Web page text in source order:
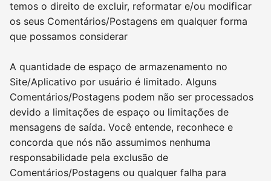
temos o direito de excluir, reformatar e/ou modificar
os seus Comentários/Postagens em qualquer forma
que possamos considerar
A quantidade de espaço de armazenamento no
Site/Aplicativo por usuário é limitado. Alguns
Comentários/Postagens podem não ser processados
devido a limitações de espaço ou limitações de
mensagens de saída. Você entende, reconhece e
concorda que nós não assumimos nenhuma
responsabilidade pela exclusão de
Comentários/Postagens ou qualquer falha para